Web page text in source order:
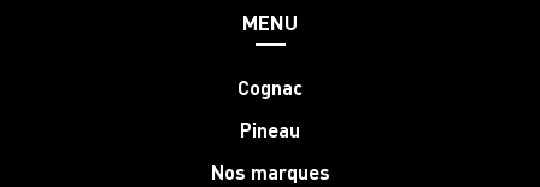
MENU
Cognac
Pineau
Nos marques